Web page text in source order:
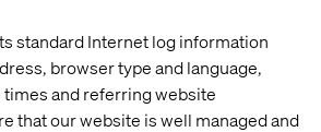
standard Internet log information
browser type and language,
and referring website
that our website is well managed and
marknadskanaler